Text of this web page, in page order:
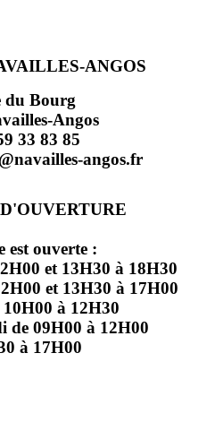
ANGOS
du Bourg
Angos
33 83 85
angos.fr
est ouverte :
et 13H30 à 18H30
et 13H30 à 17H00
à 12H30
de 09H00 à 12H00
à 17H00